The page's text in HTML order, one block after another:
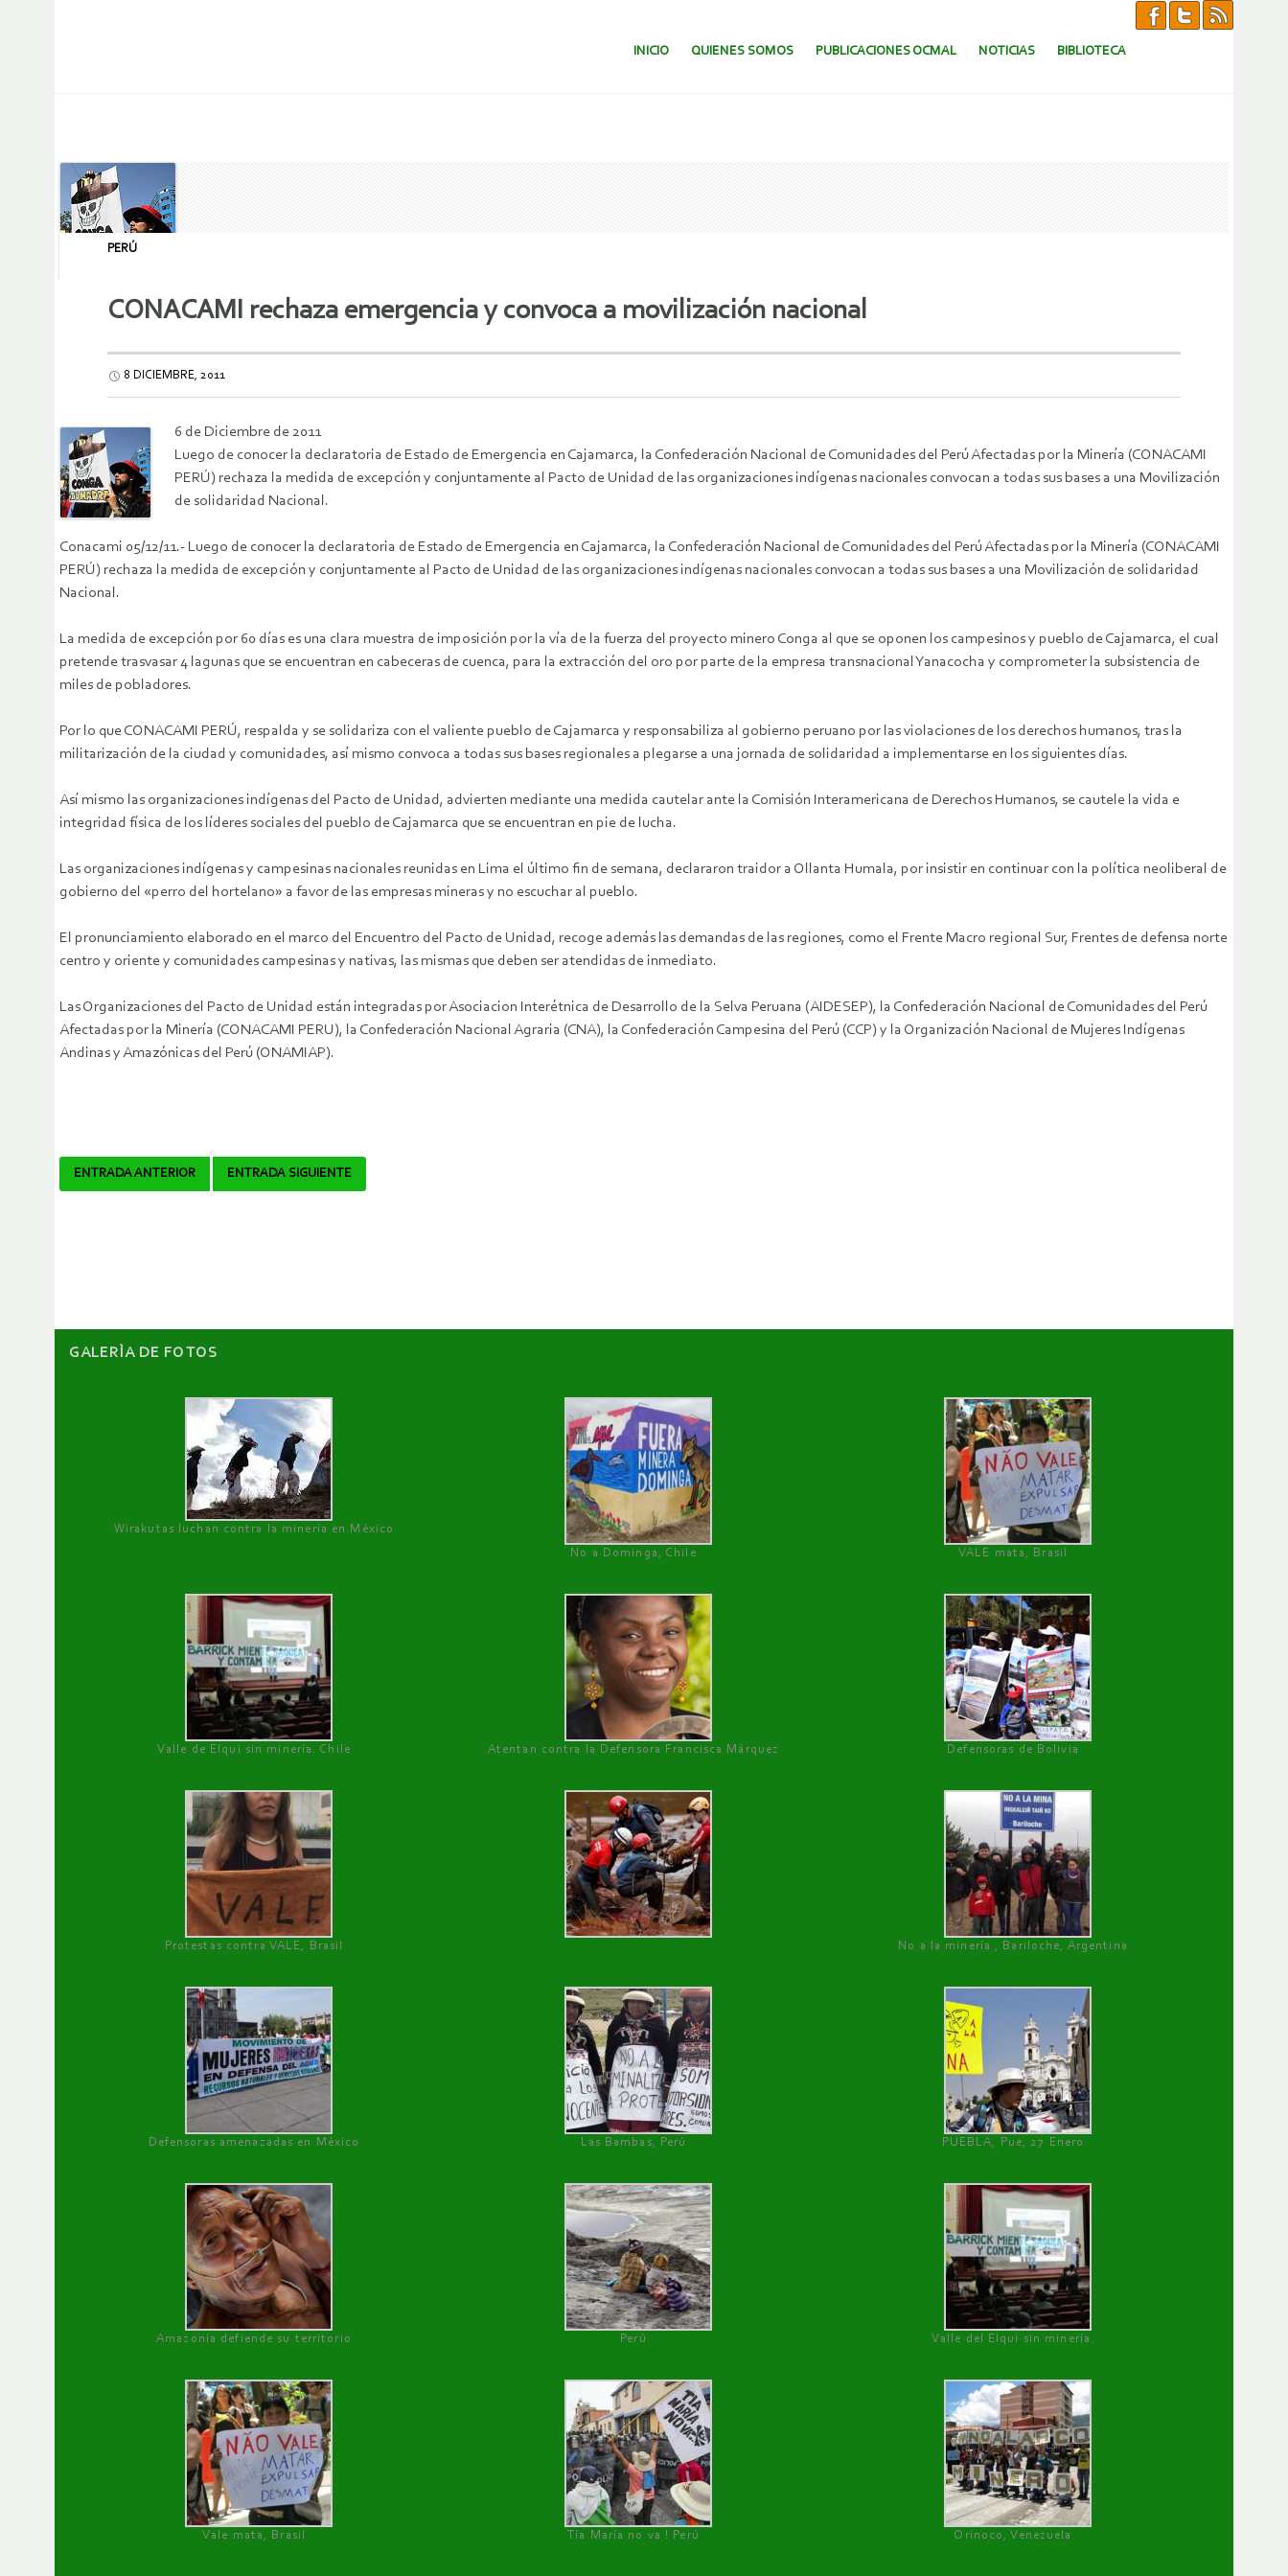
SALTAR AL CONTENIDO.
INICIO QUIENES SOMOS PUBLICACIONES OCMAL NOTICIAS BIBLIOTECA
PERÚ
CONACAMI rechaza emergencia y convoca a movilización nacional
8 DICIEMBRE, 2011
6 de Diciembre de 2011
Luego de conocer la declaratoria de Estado de Emergencia en Cajamarca, la Confederación Nacional de Comunidades del Perú Afectadas por la Minería (CONACAMI
PERÚ) rechaza la medida de excepción y conjuntamente al Pacto de Unidad de las organizaciones indígenas nacionales convocan a todas sus bases a una Movilización
de solidaridad Nacional.
Conacami 05/12/11.- Luego de conocer la declaratoria de Estado de Emergencia en Cajamarca, la Confederación Nacional de Comunidades del Perú Afectadas por la Minería (CONACAMI
PERÚ) rechaza la medida de excepción y conjuntamente al Pacto de Unidad de las organizaciones indígenas nacionales convocan a todas sus bases a una Movilización de solidaridad
Nacional.
La medida de excepción por 60 días es una clara muestra de imposición por la vía de la fuerza del proyecto minero Conga al que se oponen los campesinos y pueblo de Cajamarca, el cual
pretende trasvasar 4 lagunas que se encuentran en cabeceras de cuenca, para la extracción del oro por parte de la empresa transnacional Yanacocha y comprometer la subsistencia de
miles de pobladores.
Por lo que CONACAMI PERÚ, respalda y se solidariza con el valiente pueblo de Cajamarca y responsabiliza al gobierno peruano por las violaciones de los derechos humanos, tras la
militarización de la ciudad y comunidades, así mismo convoca a todas sus bases regionales a plegarse a una jornada de solidaridad a implementarse en los siguientes días.
Así mismo las organizaciones indígenas del Pacto de Unidad, advierten mediante una medida cautelar ante la Comisión Interamericana de Derechos Humanos, se cautele la vida e
integridad física de los líderes sociales del pueblo de Cajamarca que se encuentran en pie de lucha.
Las organizaciones indígenas y campesinas nacionales reunidas en Lima el último fin de semana, declararon traidor a Ollanta Humala, por insistir en continuar con la política neoliberal de
gobierno del «perro del hortelano» a favor de las empresas mineras y no escuchar al pueblo.
El pronunciamiento elaborado en el marco del Encuentro del Pacto de Unidad, recoge además las demandas de las regiones, como el Frente Macro regional Sur, Frentes de defensa norte
centro y oriente y comunidades campesinas y nativas, las mismas que deben ser atendidas de inmediato.
Las Organizaciones del Pacto de Unidad están integradas por Asociacion Interétnica de Desarrollo de la Selva Peruana (AIDESEP), la Confederación Nacional de Comunidades del Perú
Afectadas por la Minería (CONACAMI PERU), la Confederación Nacional Agraria (CNA), la Confederación Campesina del Perú (CCP) y la Organización Nacional de Mujeres Indígenas
Andinas y Amazónicas del Perú (ONAMIAP).
Navegador
ENTRADA ANTERIOR ENTRADA SIGUIENTE
GALERÌA DE FOTOS
Wirakutas luchan contra la minería en México
No a Dominga, Chile
VALE mata, Brasil
Valle de Elqui sin minería. Chile Atentan contra la Defensora Francisca Márquez Defensoras de Bolivia
Protestas contra VALE, Brasil No a la minería , Bariloche, Argentina
Defensoras amenazadas en México Las Bambas, Perú PUEBLA, Pue, 27 Enero
Amazonía defiende su territorio Perú Valle del Elqui sin minería.
Vale mata, Brasil Tía María no va ! Perú Orinoco, Venezuela